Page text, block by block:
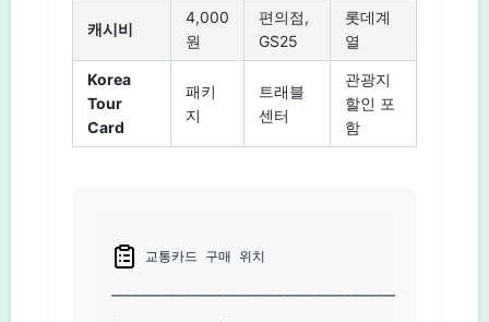
캐시비
4,000
원
편의점,
GS25
롯데계
열
Korea
Tour
Card
패키
지
트래블
센터
관광지
할인 포
함
교통카드 구매 위치
───────────────────────────────────────